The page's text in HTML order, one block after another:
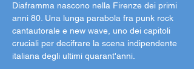
Diaframma nascono nella Firenze dei primi
anni 80. Una lunga parabola fra punk rock
cantautorale e new wave, uno dei capitoli
cruciali per decifrare la scena indipendente
italiana degli ultimi quarant'anni.